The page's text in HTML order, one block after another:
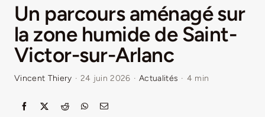
DÉCOUVRIR LE VELAY
ÉTUDIER EN VELAY
Un parcours aménagé sur
la zone humide de Saint-
Victor-sur-Arlanc
Vincent Thiery · 24 juin 2026 · Actualités · 4 min